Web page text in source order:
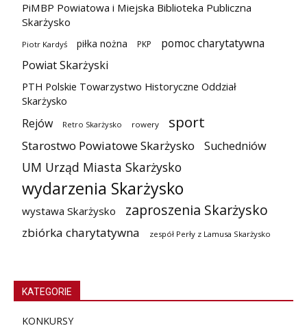
PiMBP Powiatowa i Miejska Biblioteka Publiczna
Skarżysko
Piotr Kardyś piłka nożna PKP
pomoc charytatywna
Powiat Skarżyski
PTH Polskie Towarzystwo Historyczne Oddział
Skarżysko
Rejów Retro Skarżysko rowery sport
Starostwo Powiatowe Skarżysko Suchedniów
UM Urząd Miasta Skarżysko
wydarzenia Skarżysko
wystawa Skarżysko zaproszenia Skarżysko
zbiórka charytatywna zespół Perły z Lamusa Skarżysko
KATEGORIE
KONKURSY